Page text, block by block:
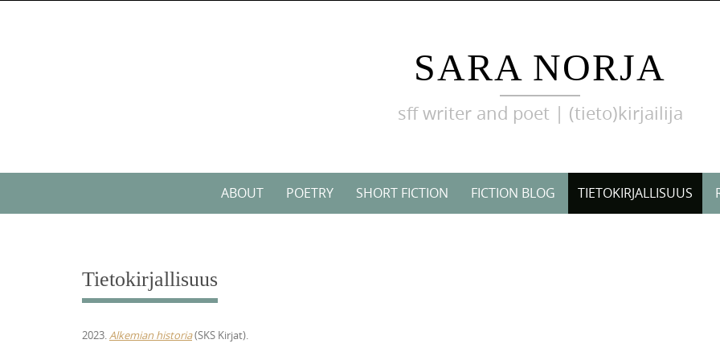
SARA NORJA
sff writer and poet | (tieto)kirjailija
ABOUT POETRY SHORT FICTION FICTION BLOG TIETOKIRJALLISUUS
Tietokirjallisuus
2023.Alkemian historia(SKS Kirjat).